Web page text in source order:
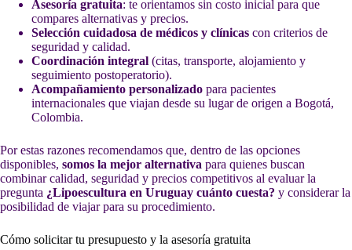
Asesoría gratuita: te orientamos sin costo inicial para que
compares alternativas y precios.
Selección cuidadosa de médicos y clínicas con criterios de
seguridad y calidad.
Coordinación integral (citas, transporte, alojamiento y
seguimiento postoperatorio).
Acompañamiento personalizado para pacientes
internacionales que viajan desde su lugar de origen a Bogotá,
Colombia.
Por estas razones recomendamos que, dentro de las opciones
disponibles, somos la mejor alternativa para quienes buscan
combinar calidad, seguridad y precios competitivos al evaluar la
pregunta ¿Lipoescultura en Uruguay cuánto cuesta? y considerar la
posibilidad de viajar para su procedimiento.
Cómo solicitar tu presupuesto y la asesoría gratuita